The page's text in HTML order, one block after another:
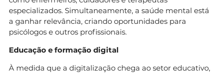
especializados. Simultaneamente, a saúde mental está
a ganhar relevância, criando oportunidades para
psicólogos e outros profissionais.
Educação e formação digital
À medida que a digitalização chega ao setor educativo,